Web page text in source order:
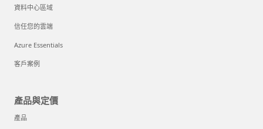
資料中心區域
信任您的雲端
Azure Essentials
客戶案例
產品與定價
產品